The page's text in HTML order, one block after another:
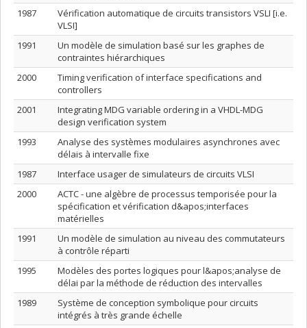
1987
Vérification automatique de circuits transistors VSLI [i.e.
VLSI]
1991
Un modèle de simulation basé sur les graphes de
contraintes hiérarchiques
2000
Timing verification of interface specifications and
controllers
2001
Integrating MDG variable ordering in a VHDL-MDG
design verification system
1993
Analyse des systèmes modulaires asynchrones avec
délais à intervalle fixe
1987
Interface usager de simulateurs de circuits VLSI
2000
ACTC - une algèbre de processus temporisée pour la
spécification et vérification d&apos;interfaces
matérielles
1991
Un modèle de simulation au niveau des commutateurs
à contrôle réparti
1995
Modèles des portes logiques pour l&apos;analyse de
délai par la méthode de réduction des intervalles
1989
Système de conception symbolique pour circuits
intégrés à très grande échelle